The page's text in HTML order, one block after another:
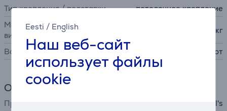
Eesti / English
Наш веб-сайт
использует файлы
cookie
Тип крепления / подставки
потолочное крепление
Максимальный вес аудио/
видеотехники
15 кг
Возможности наклон, поворот
Общий параметр
Производитель Vogel's